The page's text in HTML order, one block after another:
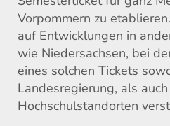
Vorpommern zu
auf Entwicklungen in
wie Niedersachsen, bei
eines solchen Tickets
Landesregierung, als
Hochschulstandorten